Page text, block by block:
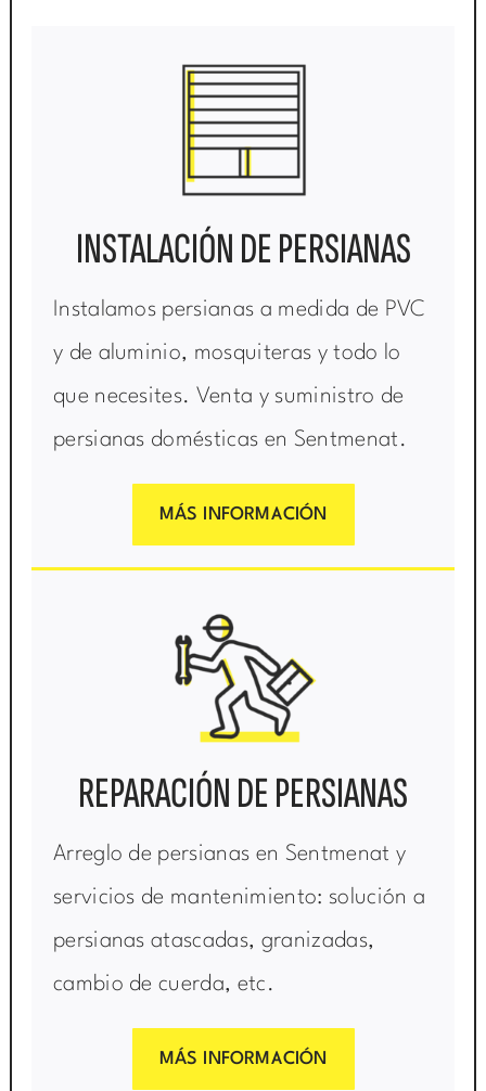
INSTALACIÓN DE PERSIANAS
Instalamos persianas a medida de PVC
y de aluminio, mosquiteras y todo lo
que necesites. Venta y suministro de
persianas domésticas en Sentmenat.
MÁS INFORMACIÓN
REPARACIÓN DE PERSIANAS
Arreglo de persianas en Sentmenat y
servicios de mantenimiento: solución a
persianas atascadas, granizadas,
cambio de cuerda, etc.
MÁS INFORMACIÓN